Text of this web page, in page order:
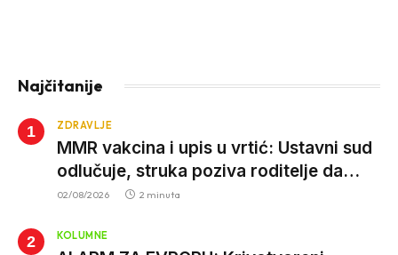
Najčitanije
ZDRAVLJE
MMR vakcina i upis u vrtić: Ustavni sud
odlučuje, struka poziva roditelje da
vjeruju nauci
02/08/2026 2 minuta
KOLUMNE